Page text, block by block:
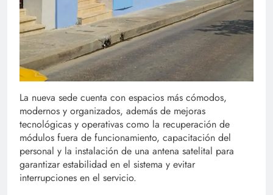
La nueva sede cuenta con espacios más cómodos,
modernos y organizados, además de mejoras
tecnológicas y operativas como la recuperación de
módulos fuera de funcionamiento, capacitación del
personal y la instalación de una antena satelital para
garantizar estabilidad en el sistema y evitar
interrupciones en el servicio.